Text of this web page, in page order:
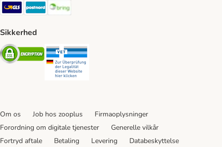
GLS Shipping Method
Postnord Shipping Method
Sikkerhed
Security
Om os Job hos zooplus
Firmaoplysninger
Forordning om digitale tjenester
Generelle vilkår
Fortryd aftale
Betaling Levering
Databeskyttelse